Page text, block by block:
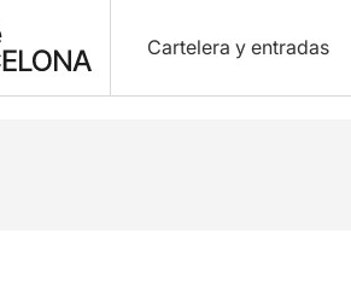
Cartelera y entradas